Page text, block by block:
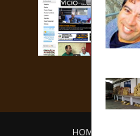
HOME